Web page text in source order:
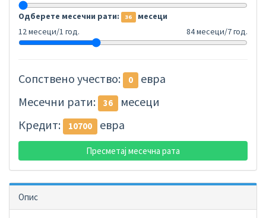
Одберете месечни рати: 36 месеци
12 месеци/1 год.
84 месеци/7 год.
Сопствено учество: 0
евра
Месечни рати:
36
месеци
Кредит:
10700 евра
Пресметај месечна рата
Опис